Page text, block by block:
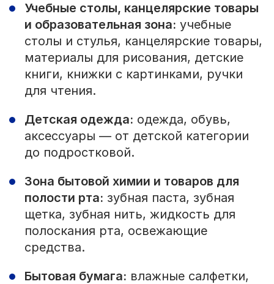
Учебные столы, канцелярские товары
и образовательная зона: учебные
столы и стулья, канцелярские товары,
материалы для рисования, детские
книги, книжки с картинками, ручки
для чтения.
Детская одежда: одежда, обувь,
аксессуары — от детской категории
до подростковой.
Зона бытовой химии и товаров для
полости рта: зубная паста, зубная
щетка, зубная нить, жидкость для
полоскания рта, освежающие
средства.
Бытовая бумага: влажные салфетки,